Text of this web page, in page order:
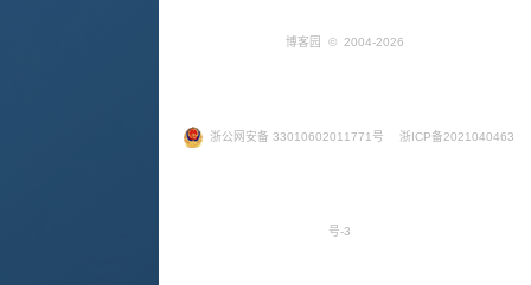
博客园 © 2004-2026
浙公网安备 33010602011771号 浙ICP备2021040463
号-3